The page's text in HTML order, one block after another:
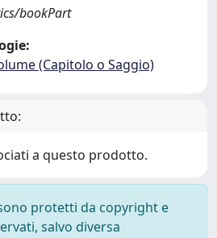
bookPart
(Capitolo o Saggio)
a questo prodotto.
protetti da copyright e
salvo diversa